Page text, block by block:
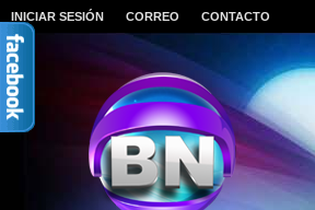
INICIAR SESIÓN CORREO CONTACTO